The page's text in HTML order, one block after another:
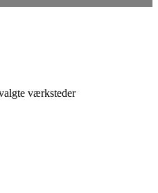
værksteder